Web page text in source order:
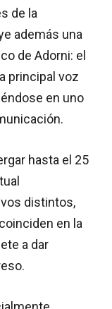
de la
además una
de Adorni: el
principal voz
en uno
hasta el 25
distintos,
en la
a dar